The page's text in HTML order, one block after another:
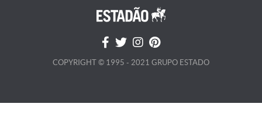
COPYRIGHT © 1995 - 2021 GRUPO ESTADO